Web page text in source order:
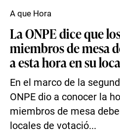
La ONPE dice que
miembros de mesa
a esta hora en su
En el marco de la
ONPE dio a conocer la
miembros de mesa
locales de votació...
A que Hora